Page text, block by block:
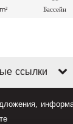
Бассейн
ссылки